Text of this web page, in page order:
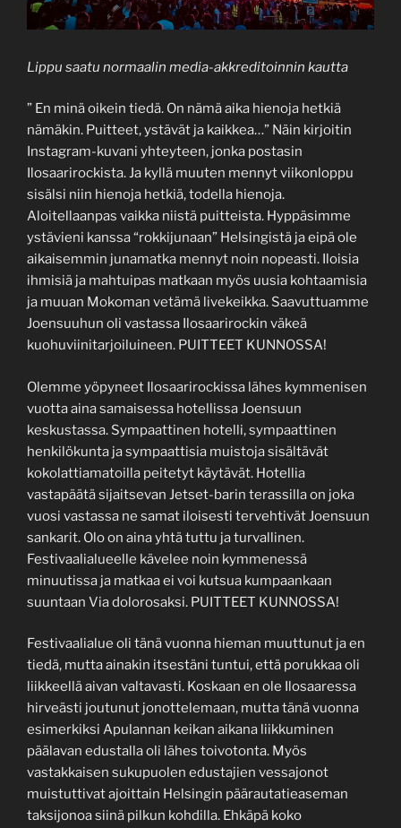
Lippu saatu normaalin media-akkreditoinnin kautta
” En minä oikein tiedä. On nämä aika hienoja hetkiä
nämäkin. Puitteet, ystävät ja kaikkea…” Näin kirjoitin
Instagram-kuvani yhteyteen, jonka postasin
Ilosaarirockista. Ja kyllä muuten mennyt viikonloppu
sisälsi niin hienoja hetkiä, todella hienoja.
Aloitellaanpas vaikka niistä puitteista. Hyppäsimme
ystävieni kanssa “rokkijunaan” Helsingistä ja eipä ole
aikaisemmin junamatka mennyt noin nopeasti. Iloisia
ihmisiä ja mahtuipas matkaan myös uusia kohtaamisia
ja muuan Mokoman vetämä livekeikka. Saavuttuamme
Joensuuhun oli vastassa Ilosaarirockin väkeä
kuohuviinitarjoiluineen. PUITTEET KUNNOSSA!
Olemme yöpyneet Ilosaarirockissa lähes kymmenisen
vuotta aina samaisessa hotellissa Joensuun
keskustassa. Sympaattinen hotelli, sympaattinen
henkilökunta ja sympaattisia muistoja sisältävät
kokolattiamatoilla peitetyt käytävät. Hotellia
vastapäätä sijaitsevan Jetset-barin terassilla on joka
vuosi vastassa ne samat iloisesti tervehtivät Joensuun
sankarit. Olo on aina yhtä tuttu ja turvallinen.
Festivaalialueelle kävelee noin kymmenessä
minuutissa ja matkaa ei voi kutsua kumpaankaan
suuntaan Via dolorosaksi. PUITTEET KUNNOSSA!
Festivaalialue oli tänä vuonna hieman muuttunut ja en
tiedä, mutta ainakin itsestäni tuntui, että porukkaa oli
liikkeellä aivan valtavasti. Koskaan en ole Ilosaaressa
hirveästi joutunut jonottelemaan, mutta tänä vuonna
esimerkiksi Apulannan keikan aikana liikkuminen
päälavan edustalla oli lähes toivotonta. Myös
vastakkaisen sukupuolen edustajien vessajonot
muistuttivat ajoittain Helsingin päärautatieaseman
taksijonoa siinä pilkun kohdilla. Ehkäpä koko